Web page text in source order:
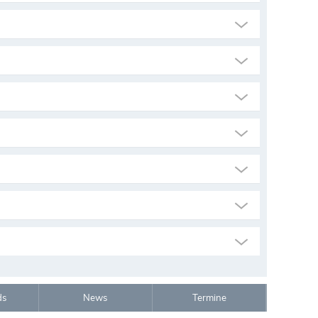
News Termine